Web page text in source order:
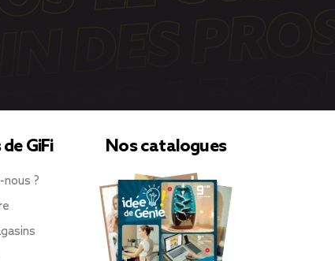
GiFi
?
Nos catalogues